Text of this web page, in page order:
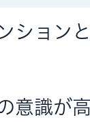
ション
意識が